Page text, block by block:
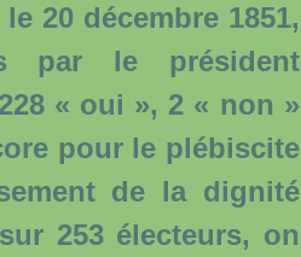
20 décembre 1851,
par le président
« oui », 2 « non »
pour le plébiscite
de la dignité
253 électeurs, on